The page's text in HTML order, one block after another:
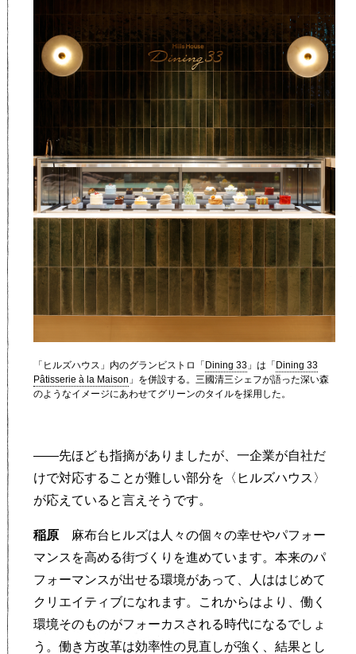
「ヒルズハウス」内のグランビストロ「Dining 33 」は「Dining 33
Pâtisserie à la Maison 」を併設する。三國清三シェフが語った深い森
のようなイメージにあわせてグリーンのタイルを採用した。
——先ほども指摘がありましたが、一企業が自社だ
けで対応することが難しい部分を〈ヒルズハウス〉
が応えていると言えそうです。
稲原 麻布台ヒルズは人々の個々の幸せやパフォー
マンスを高める街づくりを進めています。本来のパ
フォーマンスが出せる環境があって、人ははじめて
クリエイティブになれます。これからはより、働く
環境そのものがフォーカスされる時代になるでしょ
う。働き方改革は効率性の見直しが強く、結果とし